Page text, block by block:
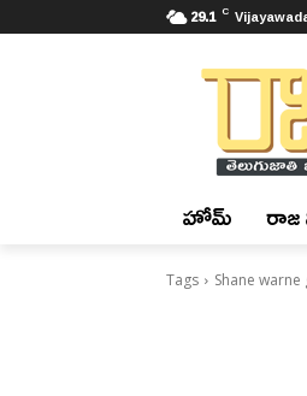
29.1 C
హోమ్ రాజ
Tags Shane